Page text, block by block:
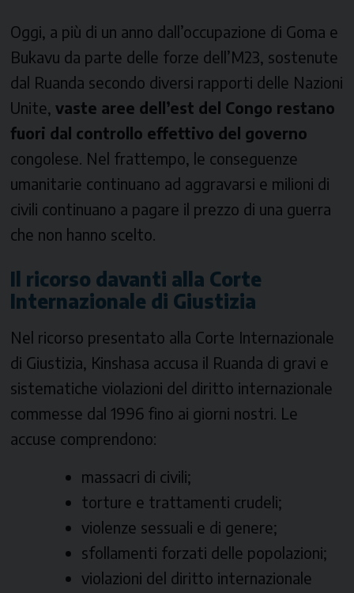
Oggi, a più di un anno dall’occupazione di Goma e
Bukavu da parte delle forze dell’M23, sostenute
dal Ruanda secondo diversi rapporti delle Nazioni
Unite,vaste aree dell’est del Congo restano
fuori dal controllo effettivo del governo
congolese. Nel frattempo, le conseguenze
umanitarie continuano ad aggravarsi e milioni di
civili continuano a pagare il prezzo di una guerra
che non hanno scelto.
Il ricorso davanti alla Corte
Internazionale di Giustizia
Nel ricorso presentato alla Corte Internazionale
di Giustizia, Kinshasa accusa il Ruanda di gravi e
sistematiche violazioni del diritto internazionale
commesse dal 1996 fino ai giorni nostri. Le
accuse comprendono:
massacri di civili;
torture e trattamenti crudeli;
violenze sessuali e di genere;
sfollamenti forzati delle popolazioni;
violazioni del diritto internazionale